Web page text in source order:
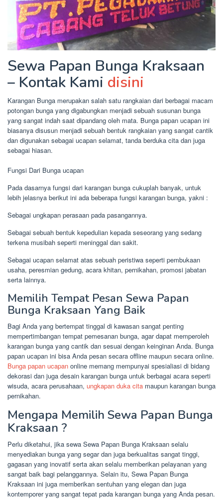
Sewa Papan Bunga Kraksaan
– Kontak Kami disini
Karangan Bunga merupakan salah satu rangkaian dari berbagai macam
potongan bunga yang digabungkan menjadi sebuah susunan bunga
yang sangat indah saat dipandang oleh mata. Bunga papan ucapan ini
biasanya disusun menjadi sebuah bentuk rangkaian yang sangat cantik
dan digunakan sebagai ucapan selamat, tanda berduka cita dan juga
sebagai hiasan.
Fungsi Dari Bunga ucapan
Pada dasarnya fungsi dari karangan bunga cukuplah banyak, untuk
lebih jelasnya berikut ini ada beberapa fungsi karangan bunga, yakni :
Sebagai ungkapan perasaan pada pasangannya.
Sebagai sebuah bentuk kepedulian kepada seseorang yang sedang
terkena musibah seperti meninggal dan sakit.
Sebagai ucapan selamat atas sebuah peristiwa seperti pembukaan
usaha, peresmian gedung, acara khitan, pernikahan, promosi jabatan
serta lainnya.
Memilih Tempat Pesan Sewa Papan
Bunga Kraksaan Yang Baik
Bagi Anda yang bertempat tinggal di kawasan sangat penting
mempertimbangan tempat pemesanan bunga, agar dapat memperoleh
karangan bunga yang cantik dan sesuai dengan keinginan Anda. Bunga
papan ucapan ini bisa Anda pesan secara offline maupun secara online.
Bunga papan ucapan online memang mempunyai spesialiasi di bidang
dekorasi dan juga desain karangan bunga untuk berbagai acara seperti
wisuda, acara perusahaan, ungkapan duka cita maupun karangan bunga
pernikahan.
Mengapa Memilih Sewa Papan Bunga
Kraksaan ?
Perlu diketahui, jika sewa Sewa Papan Bunga Kraksaan selalu
menyediakan bunga yang segar dan juga berkualitas sangat tinggi,
gagasan yang inovatif serta akan selalu memberikan pelayanan yang
sangat baik bagi pelanggannya. Selain itu, Sewa Papan Bunga
Kraksaan ini juga memberikan sentuhan yang elegan dan juga
kontemporer yang sangat tepat pada karangan bunga yang Anda pesan.